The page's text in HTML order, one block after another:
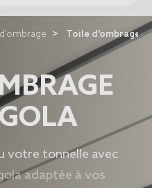
Toile d'ombrage
votre tonnelle avec
adaptée à vos